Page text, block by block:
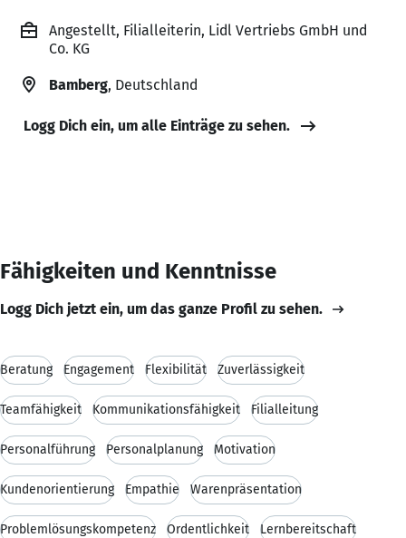
Angestellt, Filialleiterin, Lidl Vertriebs GmbH und
Co. KG
Bamberg, Deutschland
Logg Dich ein, um alle Einträge zu sehen.
Fähigkeiten und Kenntnisse
Logg Dich jetzt ein, um das ganze Profil zu sehen.
Beratung Engagement Flexibilität Zuverlässigkeit
Teamfähigkeit Kommunikationsfähigkeit Filialleitung
Personalführung Personalplanung Motivation
Kundenorientierung Empathie Warenpräsentation
Problemlösungskompetenz Ordentlichkeit Lernbereitschaft